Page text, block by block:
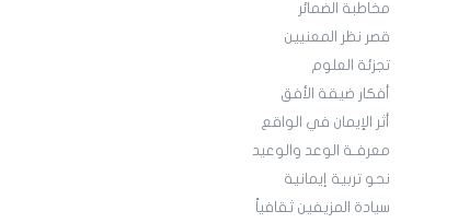
مخاطبة الضمائر
قصر نظر المعنيين
تجزئة العلوم
أفكار ضيقة الأفق
أثر الإيمان في الواقع
معرفـة الوعد والوعيد
نحو تربية إيمانية
سيادة المزيفين ثقافياً